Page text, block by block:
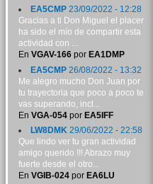
EA5CMP23/09/2022 - 12:28
Gracias a ti Don Miguel el placer
ha sido el mío de compartir esta
actividad con ...
En VGAV-166por EA1DMP
EA5CMP26/08/2022 - 13:32
Me alegro mucho Don Juan por
tu trayectoria que poco a poco te
vas superando, incl...
En VGA-054por EA5IFF
LW8DMK29/06/2022 - 22:58
Que lindo ver tu gran actividad
amigo querido !!! Abrazo muy
fuerte desde el otro...
En VGIB-024por EA6LU